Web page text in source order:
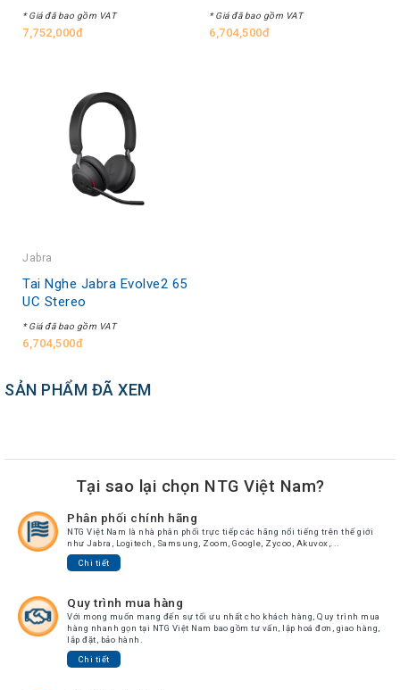
* Giá đã bao gồm VAT
7,752,000đ
* Giá đã bao gồm VAT
6,704,500đ
Jabra
Tai Nghe Jabra Evolve2 65
UC Stereo
* Giá đã bao gồm VAT
6,704,500đ
SẢN PHẨM ĐÃ XEM
Tại sao lại chọn NTG Việt Nam?
Phân phối chính hãng
NTG Việt Nam là nhà phân phối trực tiếp các hãng nổi tiếng trên thế giới
như Jabra, Logitech, Samsung, Zoom, Google, Zycoo, Akuvox,...
Chi tiết
Quy trình mua hàng
Với mong muốn mang đến sự tối ưu nhất cho khách hàng, Quy trình mua
hàng nhanh gọn tại NTG Việt Nam bao gồm tư vấn, lập hoá đơn, giao hàng,
lắp đặt, bảo hành.
Chi tiết